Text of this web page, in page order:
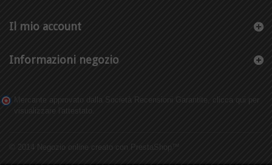
© 2014 Negozio online creato con PrestaShop™
Il mio account
Informazioni negozio
Mercante approvato dalla Società Recensioni Garantite, clicca qui per
visualizzare l'attestato .